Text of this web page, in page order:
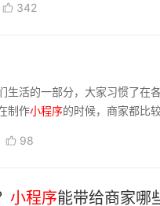
342
生活的一部分，大家习惯了在
制作小程序的时候，商家都比
98
小程序能带给商家哪